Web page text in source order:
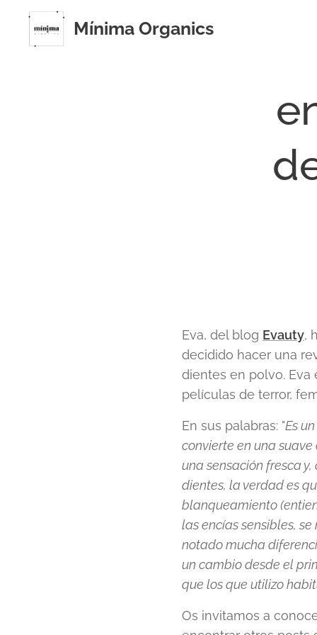
Mínima Organics
Eva, del blog Evauty,
decidido hacer una
dientes en polvo. Eva
películas de terror,
En sus palabras: "Es
convierte en una
una sensación fresca
dientes, la verdad es
blanqueamiento
las encías sensibles,
notado mucha
un cambio desde el
que los que utilizo
Os invitamos a